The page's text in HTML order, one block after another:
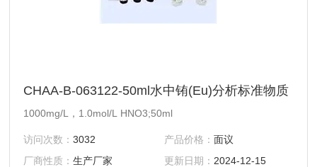
CHAA-B-063122-50ml水中铕(Eu)分析标准物质
1000mg/L，1.0mol/L HNO3;50ml
访问次数：3032 产品价格： 面议
厂商性质：生产厂家 更新日期： 2024-12-15